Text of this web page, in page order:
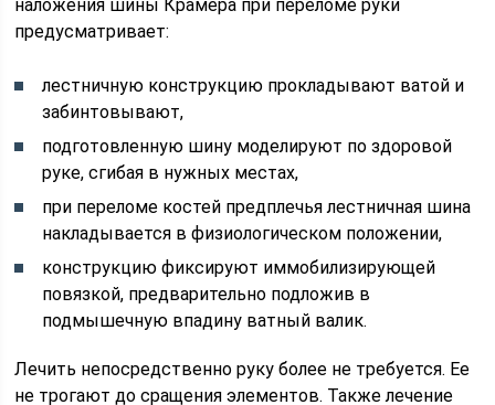
наложения шины Крамера при переломе руки
предусматривает:
лестничную конструкцию прокладывают ватой и
забинтовывают,
подготовленную шину моделируют по здоровой
руке, сгибая в нужных местах,
при переломе костей предплечья лестничная шина
накладывается в физиологическом положении,
конструкцию фиксируют иммобилизирующей
повязкой, предварительно подложив в
подмышечную впадину ватный валик.
Лечить непосредственно руку более не требуется. Ее
не трогают до сращения элементов. Также лечение